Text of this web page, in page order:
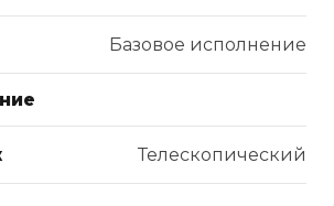
Базовое исполнение
Телескопический